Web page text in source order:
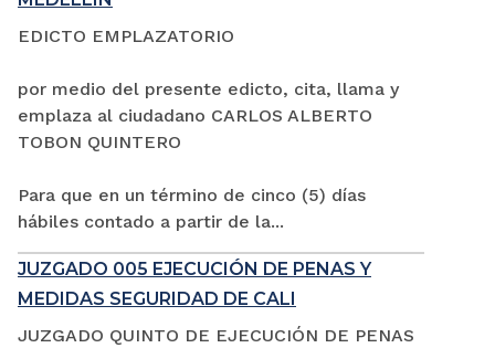
EDICTO EMPLAZATORIO
por medio del presente edicto, cita, llama y
emplaza al ciudadano CARLOS ALBERTO
TOBON QUINTERO
Para que en un término de cinco (5) días
hábiles contado a partir de la...
JUZGADO 005 EJECUCIÓN DE PENAS Y
MEDIDAS SEGURIDAD DE CALI
JUZGADO QUINTO DE EJECUCIÓN DE PENAS